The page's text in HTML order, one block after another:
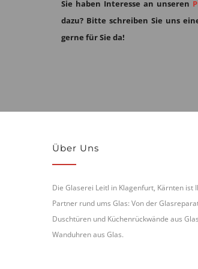
Sie haben Interesse an unseren
dazu? Bitte schreiben Sie uns
gerne für Sie da!
Über Uns
Die Glaserei Leitl in Klagenfurt, Kärnten ist
Partner rund ums Glas: Von der
Duschtüren und Küchenrückwände aus
Wanduhren aus Glas.